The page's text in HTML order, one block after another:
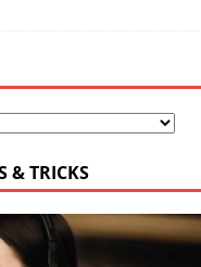
& TRICKS